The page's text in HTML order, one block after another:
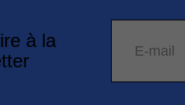
à la
E-mail